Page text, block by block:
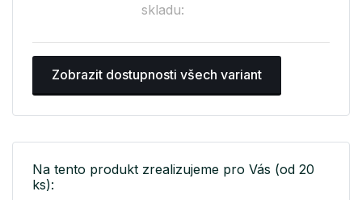
skladu:
Zobrazit dostupnosti všech variant
Na tento produkt zrealizujeme pro Vás (od 20
ks):